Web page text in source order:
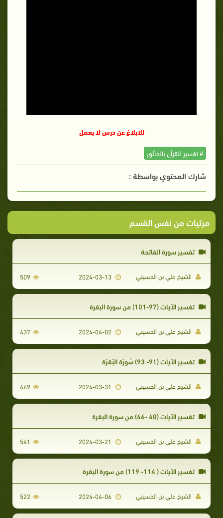
للابلاغ عن درس لا يعمل
# تفسير للقرآن بالمأثور
شارك المحتوي بواسطة :
مرئيات من نفس القسم
تفسير سورة الفاتحة
الشيخ علي بن الحسيني 509
تفسير الآيات (97-101) من سورة البقرة
الشيخ علي بن الحسيني 437
تفسير الآيات (91- 93) سُورَةِ البَقَرَةِ
الشيخ علي بن الحسيني 469
تفسير الآيات (40 -46) من سورة البقرة
الشيخ علي بن الحسيني 541
تفسير الآيات ( 114- 119) من سورة البقرة
الشيخ علي بن الحسيني 522